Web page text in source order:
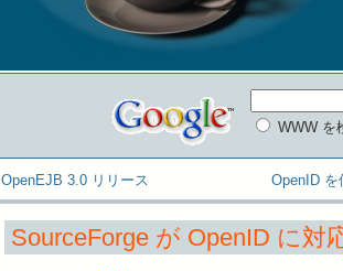
WWW を
OpenEJB 3.0 リリース OpenID
SourceForge が OpenID に対